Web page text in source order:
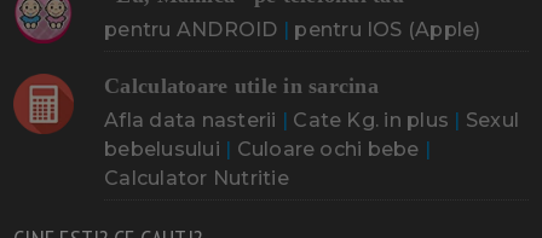
pentru ANDROID pentru IOS (Apple)
Calculatoare utile in sarcina
Afla data nasterii Cate Kg. in plus
Sexul
bebelusului
Culoare ochi bebe
Calculator Nutritie